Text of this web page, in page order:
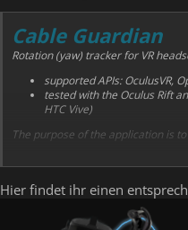
Cable Guardian
Rotation (yaw) tracker for VR
supported APIs: OculusVR,
tested with the Oculus Rift
HTC Vive)
The purpose of the application is
improve the lifetime of the
eliminate the need to
Cable Guardian uses
Hier findet ihr einen